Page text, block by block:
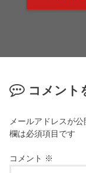
コメント
メールアドレスが
欄は必須項目です
コメント ※